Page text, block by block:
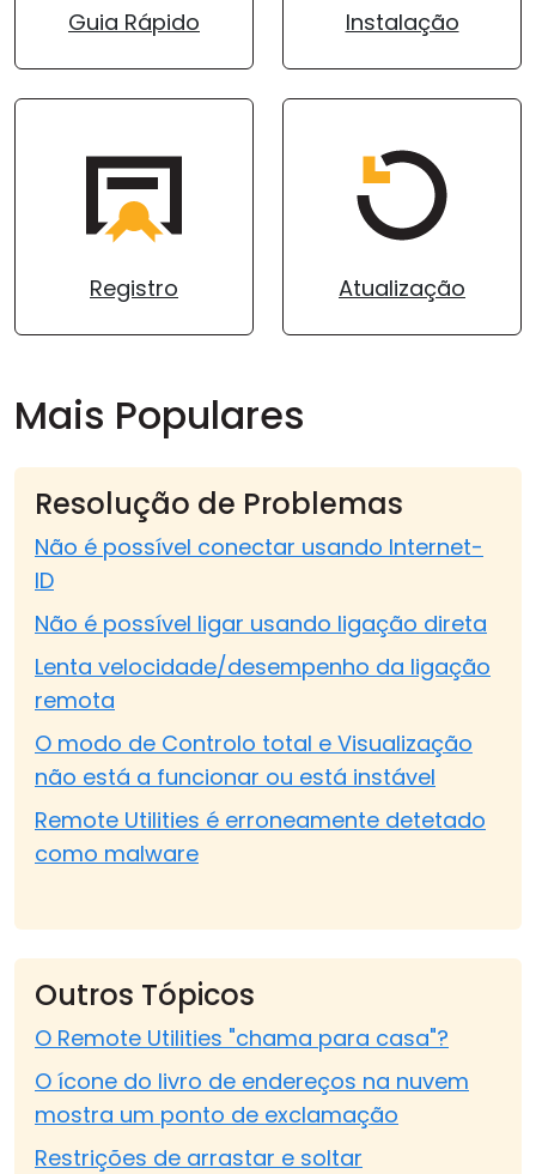
Guia Rápido Instalação
Registro Atualização
Mais Populares
Resolução de Problemas
Não é possível conectar usando Internet-
ID
Não é possível ligar usando ligação direta
Lenta velocidade/desempenho da ligação
remota
O modo de Controlo total e Visualização
não está a funcionar ou está instável
Remote Utilities é erroneamente detetado
como malware
Outros Tópicos
O Remote Utilities "chama para casa"?
O ícone do livro de endereços na nuvem
mostra um ponto de exclamação
Restrições de arrastar e soltar
Nuvem & Local